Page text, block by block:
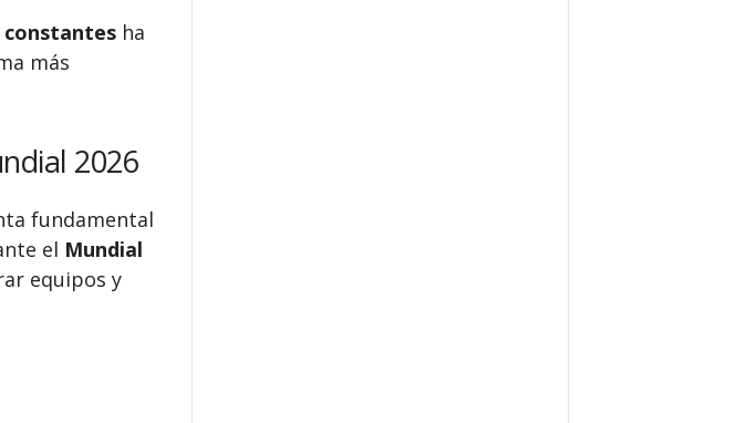
ha
más
2026
fundamental
el Mundial
equipos y